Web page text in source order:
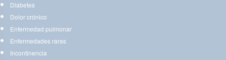
Diabetes
Dolor crónico
Enfermedad pulmonar
Enfermedades raras
Incontinencia